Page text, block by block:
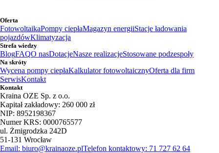
Oferta
FotowoltaikaPompy ciepłaMagazyn energiiStacje ładowania
pojazdówKlimatyzacja
Strefa wiedzy
BlogFAQO nasDotacjeNasze realizacjeStosowane podzespoły
Na skróty
Wycena pompy ciepłaKalkulator fotowoltaicznyOferta dla firm
SerwisKontakt
Kontakt
Kraina OZE Sp. z o.o.
Kapitał zakładowy: 260 000 zł
NIP: 8952198367
Numer KRS: 0000765577
ul. Żmigrodzka 242D
51-131 Wrocław
Email: biuro@krainaoze.plTelefon kontaktowy: 71 727 62 64